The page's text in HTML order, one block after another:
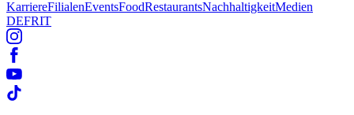
KarriereFilialenEventsFoodRestaurantsNachhaltigkeitMedien
DEFRIT